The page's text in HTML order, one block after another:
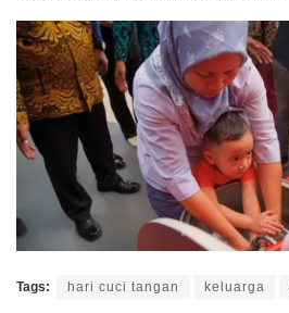
Tags: hari cuci tangan keluarga